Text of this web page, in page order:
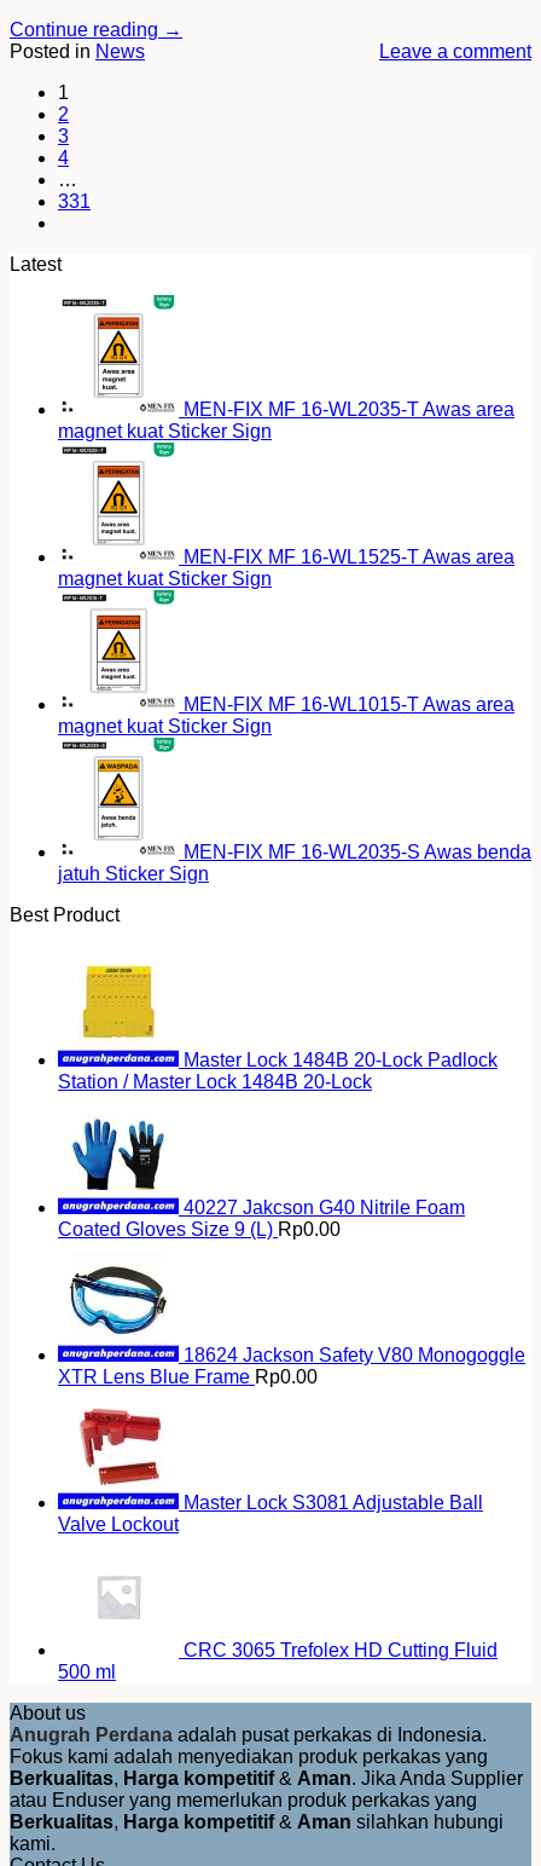
Continue reading →
Posted in News
Leave a comment
1
2
3
4
…
331
Latest
MEN-FIX MF 16-WL2035-T Awas area
magnet kuat Sticker Sign
MEN-FIX MF 16-WL1525-T Awas area
magnet kuat Sticker Sign
MEN-FIX MF 16-WL1015-T Awas area
magnet kuat Sticker Sign
MEN-FIX MF 16-WL2035-S Awas benda
jatuh Sticker Sign
Best Product
Master Lock 1484B 20-Lock Padlock
Station / Master Lock 1484B 20-Lock
40227 Jakcson G40 Nitrile Foam
Coated Gloves Size 9 (L) Rp0.00
18624 Jackson Safety V80 Monogoggle
XTR Lens Blue Frame Rp0.00
Master Lock S3081 Adjustable Ball
Valve Lockout
CRC 3065 Trefolex HD Cutting Fluid
500 ml
About us
Anugrah Perdana adalah pusat perkakas di Indonesia.
Fokus kami adalah menyediakan produk perkakas yang
Berkualitas, Harga kompetitif& Aman. Jika Anda Supplier
atau Enduser yang memerlukan produk perkakas yang
Berkualitas, Harga kompetitif& Aman silahkan hubungi
kami.